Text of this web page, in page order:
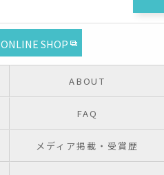
ONLINE SHOP
ABOUT
FAQ
メディア掲載・受賞歴